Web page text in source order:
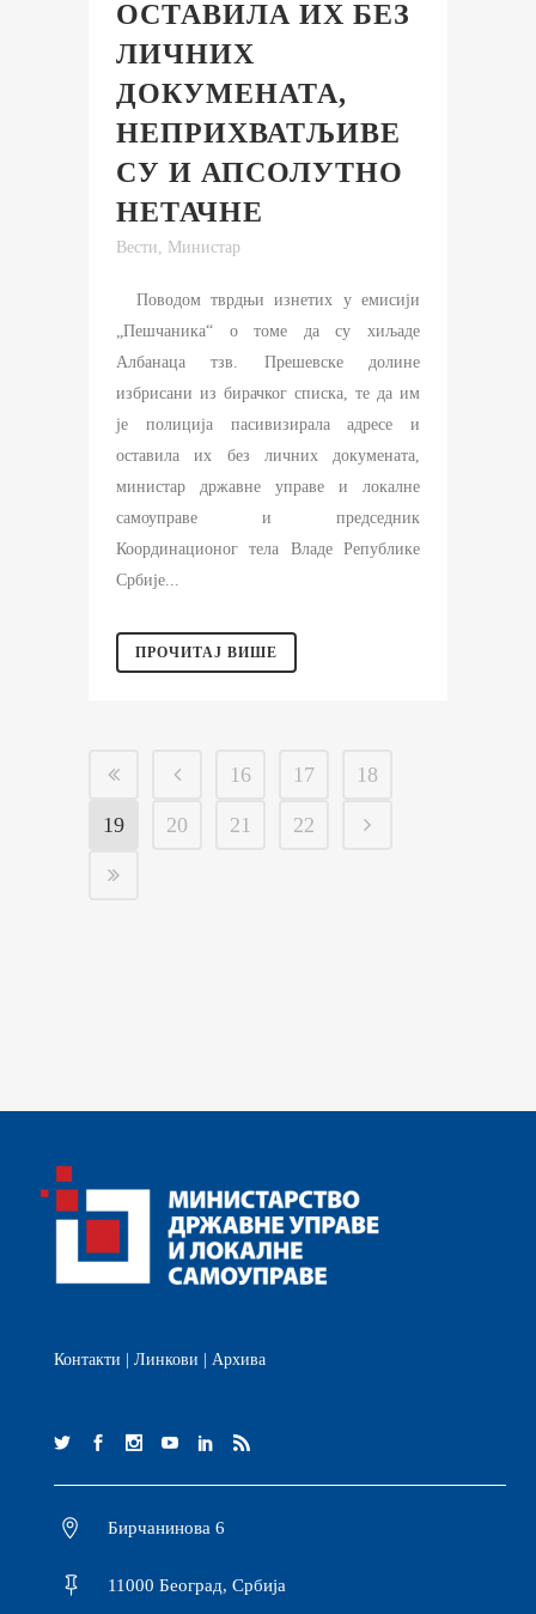
ОСТАВИЛА ИХ БЕЗ
ЛИЧНИХ
ДОКУМЕНАТА,
НЕПРИХВАТЉИВЕ
СУ И АПСОЛУТНО
НЕТАЧНЕ
Вести Министар
Поводом тврдњи изнетих у емисији
„Пешчаника“ о томе да су хиљаде
Албанаца тзв. Прешевске долине
избрисани из бирачког списка, те да им
је полиција пасивизирала адресе и
оставила их без личних докумената,
министар државне управе и локалне
самоуправе и председник
Координационог тела Владе Републике
Србије...
ПРОЧИТАЈ ВИШЕ
16 17 18
19 20 21 22
Контакти Линкови Архива
Бирчанинова 6
11000 Београд, Србија